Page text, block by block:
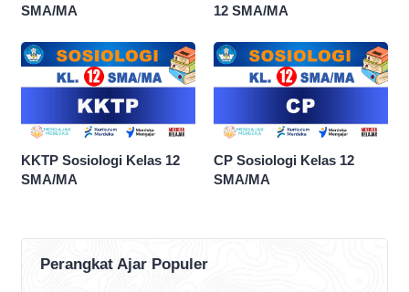
SMA/MA
12 SMA/MA
KKTP Sosiologi Kelas 12
SMA/MA
CP Sosiologi Kelas 12
SMA/MA
Perangkat Ajar Populer